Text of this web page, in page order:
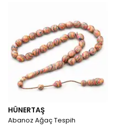
HÜNERTAŞ
Abanoz Ağaç Tespih